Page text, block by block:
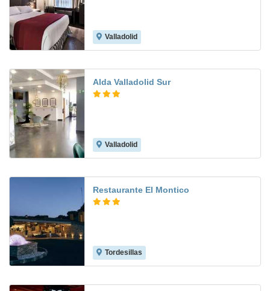
Valladolid
Alda Valladolid Sur
Valladolid
Restaurante El Montico
Tordesillas